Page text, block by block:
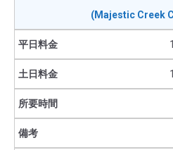
(Majestic Creek